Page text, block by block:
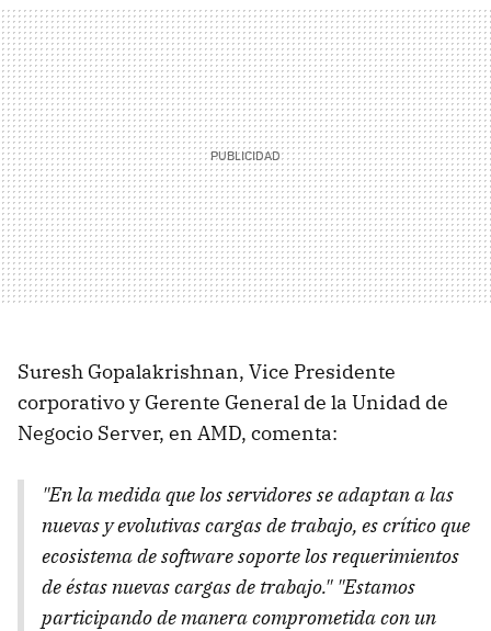
Suresh Gopalakrishnan, Vice Presidente
corporativo y Gerente General de la Unidad de
Negocio Server, en AMD, comenta:
"En la medida que los servidores se adaptan a las
nuevas y evolutivas cargas de trabajo, es crítico que
ecosistema de software soporte los requerimientos
de éstas nuevas cargas de trabajo." "Estamos
participando de manera comprometida con un